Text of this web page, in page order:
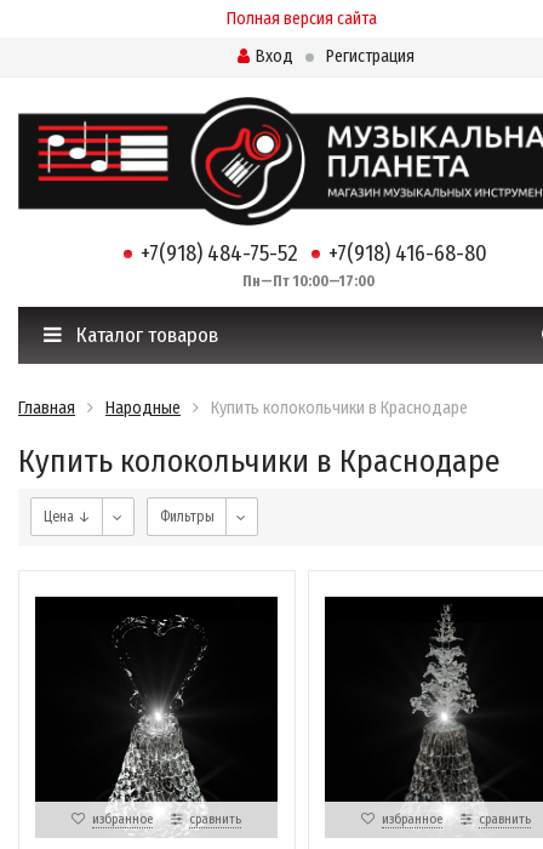
Полная версия сайта
Вход
Регистрация
+7(918) 484-75-52 +7(918) 416-68-80
Пн—Пт 10:00—17:00
Каталог товаров
Главная Народные Купить колокольчики в Краснодаре
Купить колокольчики в Краснодаре
Цена ↓ Фильтры
избранное сравнить избранное сравнить